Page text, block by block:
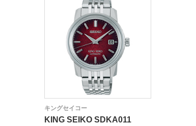
キングセイコー
KING SEIKO SDKA011